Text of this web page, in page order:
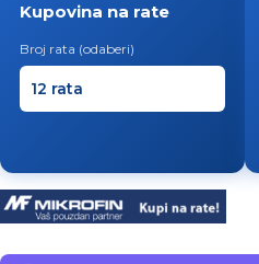
Kupovina na rate
Broj rata (odaberi)